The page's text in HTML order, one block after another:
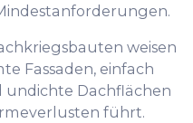
weisen
Fassaden, einfach
Dachflächen
führt.